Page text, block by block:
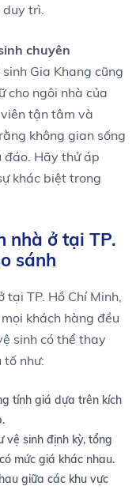
trì.
chuyên
⁣Gia‍ Khang cũng
cho ngôi‍ nhà của
tận ⁤tâm và
không gian sống
đáo. Hãy thử áp
khác ​biệt trong
nhà ở‍ tại TP.
sánh
tại TP. Hồ ⁤Chí Minh,
khách ‍hàng đều
sinh có ⁣thể thay
tố như:
tính giá​ dựa trên kích
vệ sinh định kỳ, ​tổng
mức giá⁣ khác nhau.
giữa các khu vực